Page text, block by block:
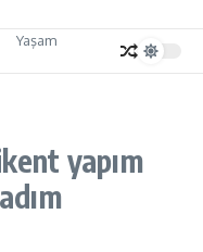
Yaşam
yapım